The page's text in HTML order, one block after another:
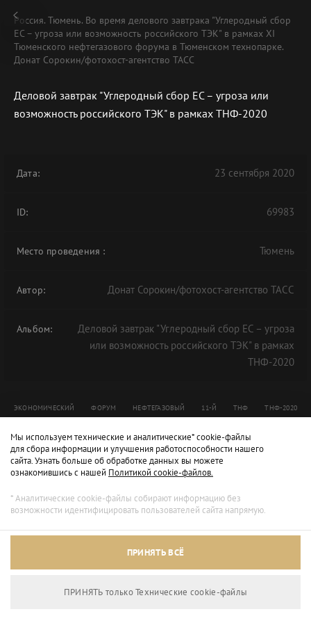
Россия. Тюмень. Во время делового завтрака "Углеродный сбор
ЕС – угроза или возможность российского ТЭК" в рамках XI
Тюменского нефтегазового форума в Тюменском технопарке.
Донат Сорокин/фотохост-агентство ТАСС
Деловой завтрак "Углеродный сбор ЕС – угроза или
возможность российского ТЭК" в рамках ТНФ-2020
Дата: 23 сентября 2020
ID: 69983
Место проведения : Тюмень
Автор: Донат Сорокин/фотохост-агентство ТАСС
Альбом:
Деловой завтрак "Углеродный сбор ЕС – угроза
или возможность российского ТЭК" в рамках
ТНФ-2020
ЭКОНОМИЧЕСКИЙ ФОРУМ НЕФТЕГАЗОВЫЙ 11-Й ТНФ ТНФ-2020
Мы используем технические и аналитические* cookie-файлы
для сбора информации и улучшения работоспособности нашего
сайта. Узнать больше об обработке данных вы можете
ознакомившись с нашей Политикой cookie-файлов.
* Аналитические cookie-файлы собирают информацию без
возможности идентифицировать пользователей сайта напрямую.
ПРИНЯТЬ ВСЁ
ПРИНЯТЬ только Технические сookie-файлы